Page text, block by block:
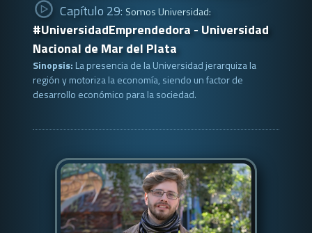
Capítulo 29: Somos Universidad:
#UniversidadEmprendedora - Universidad
Nacional de Mar del Plata
Sinopsis: La presencia de la Universidad jerarquiza la
región y motoriza la economía, siendo un factor de
desarrollo económico para la sociedad.